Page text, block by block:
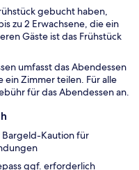
gebucht haben,
zu 2 Erwachsene, die ein
Gäste ist das Frühstück
umfasst das Abendessen
ein Zimmer teilen. Für alle
für das Abendessen an.
Kaution für
ggf. erforderlich